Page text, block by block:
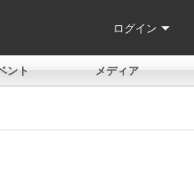
ログイン
ント メディア